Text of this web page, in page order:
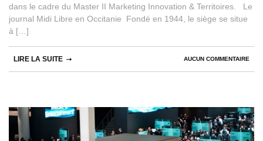
dans le cadre du Master II Marketing Innovation & Territoires. Le
journal Midi Libre en Occitanie Fondé en 1944, le siège se situe
à […]
AUCUN COMMENTAIRE
LIRE LA SUITE